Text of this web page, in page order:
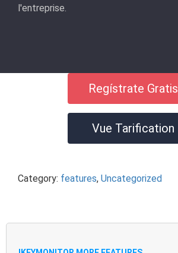
l'entreprise.
Regístrate Gratis
Vue Tarification
Category: features, Uncategorized